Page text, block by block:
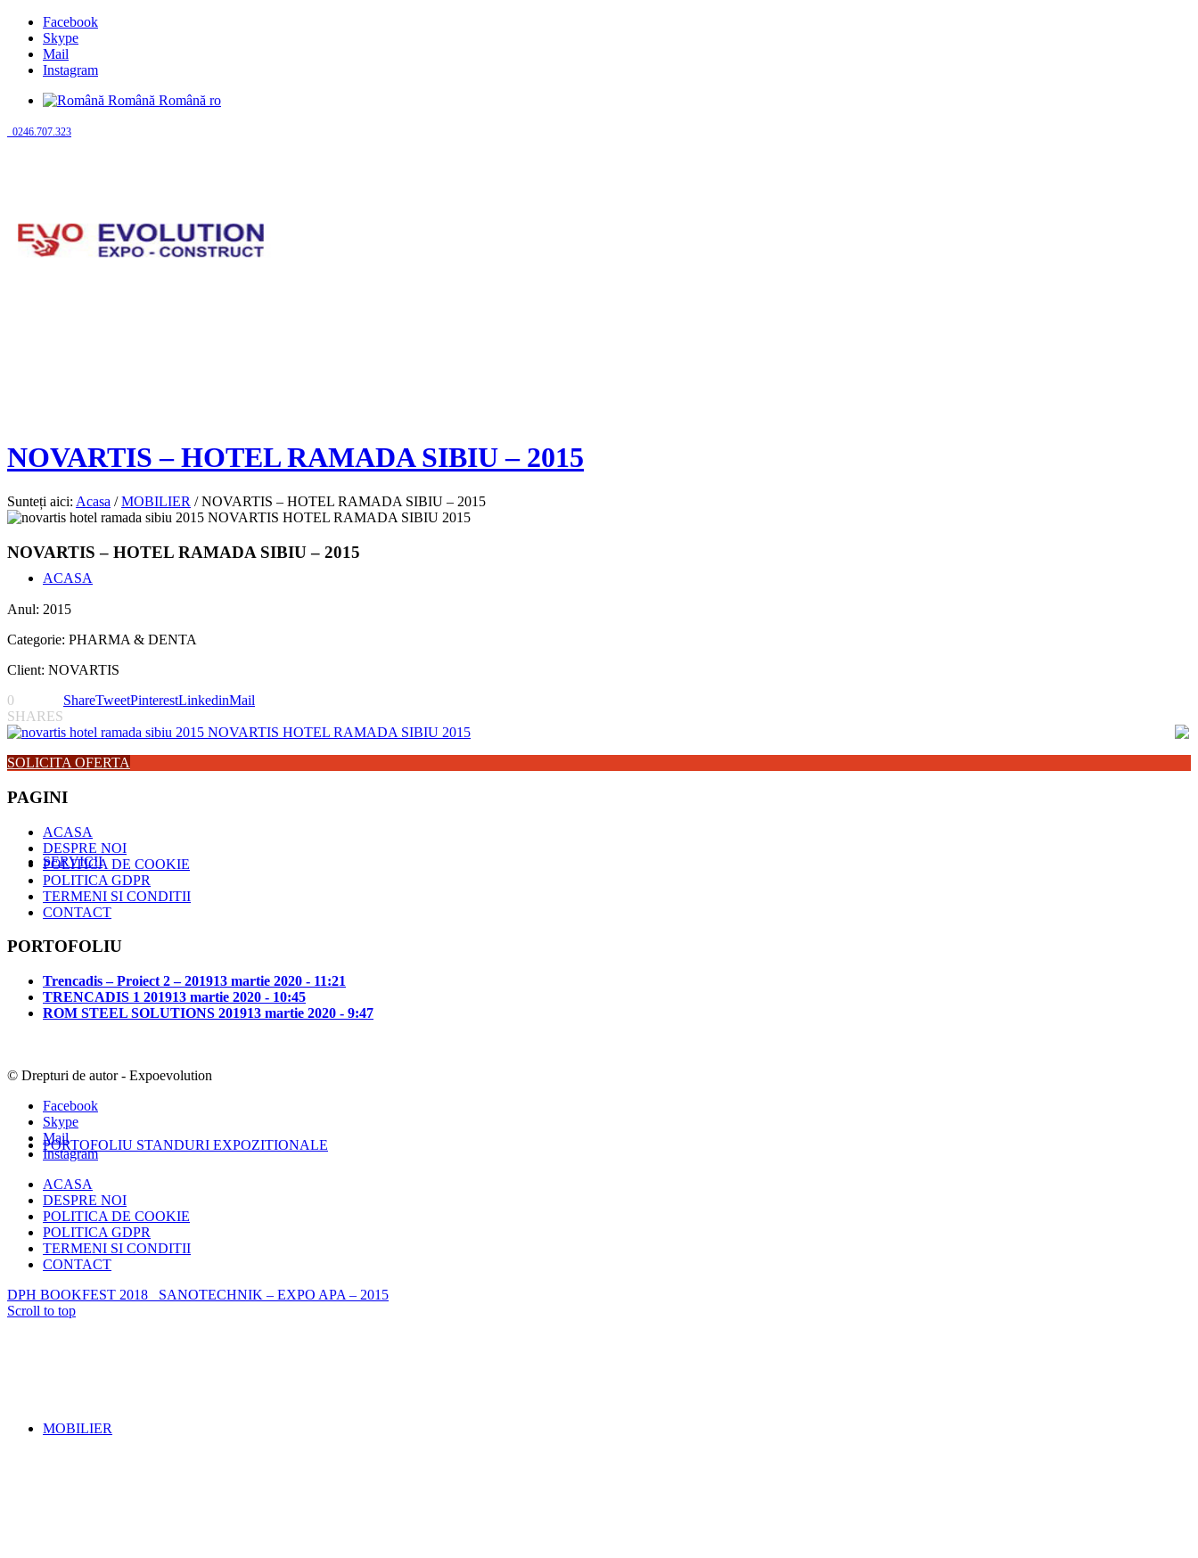
Facebook
Skype
Mail
Instagram
Română Română ro
0246.707.323
ACASA
SERVICII
PORTOFOLIU STANDURI EXPOZITIONALE
MOBILIER
NOVARTIS – HOTEL RAMADA SIBIU – 2015
Sunteți aici: Acasa / MOBILIER / NOVARTIS – HOTEL RAMADA SIBIU – 2015
NOVARTIS – HOTEL RAMADA SIBIU – 2015
Anul: 2015
Categorie: PHARMA & DENTA
Client: NOVARTIS
0
SHARES
ShareTweetPinterestLinkedinMail
SOLICITA OFERTA
PAGINI
ACASA
DESPRE NOI
POLITICA DE COOKIE
POLITICA GDPR
TERMENI SI CONDITII
CONTACT
PORTOFOLIU
Trencadis – Proiect 2 – 201913 martie 2020 - 11:21
TRENCADIS 1 201913 martie 2020 - 10:45
ROM STEEL SOLUTIONS 201913 martie 2020 - 9:47
© Drepturi de autor - Expoevolution
Facebook
Skype
Mail
Instagram
ACASA
DESPRE NOI
POLITICA DE COOKIE
POLITICA GDPR
TERMENI SI CONDITII
CONTACT
DPH BOOKFEST 2018
SANOTECHNIK – EXPO APA – 2015
Scroll to top